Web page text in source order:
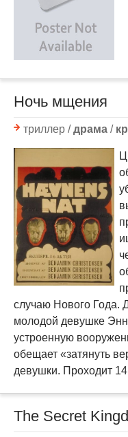
Ночь мщения
триллер /драма /
случаю Нового Года.
молодой девушке
устроенную
обещает «затянуть
девушки. Проходит 14
The Secret